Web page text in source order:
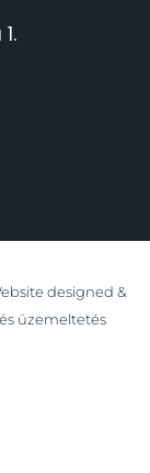
designed &
üzemeltetés